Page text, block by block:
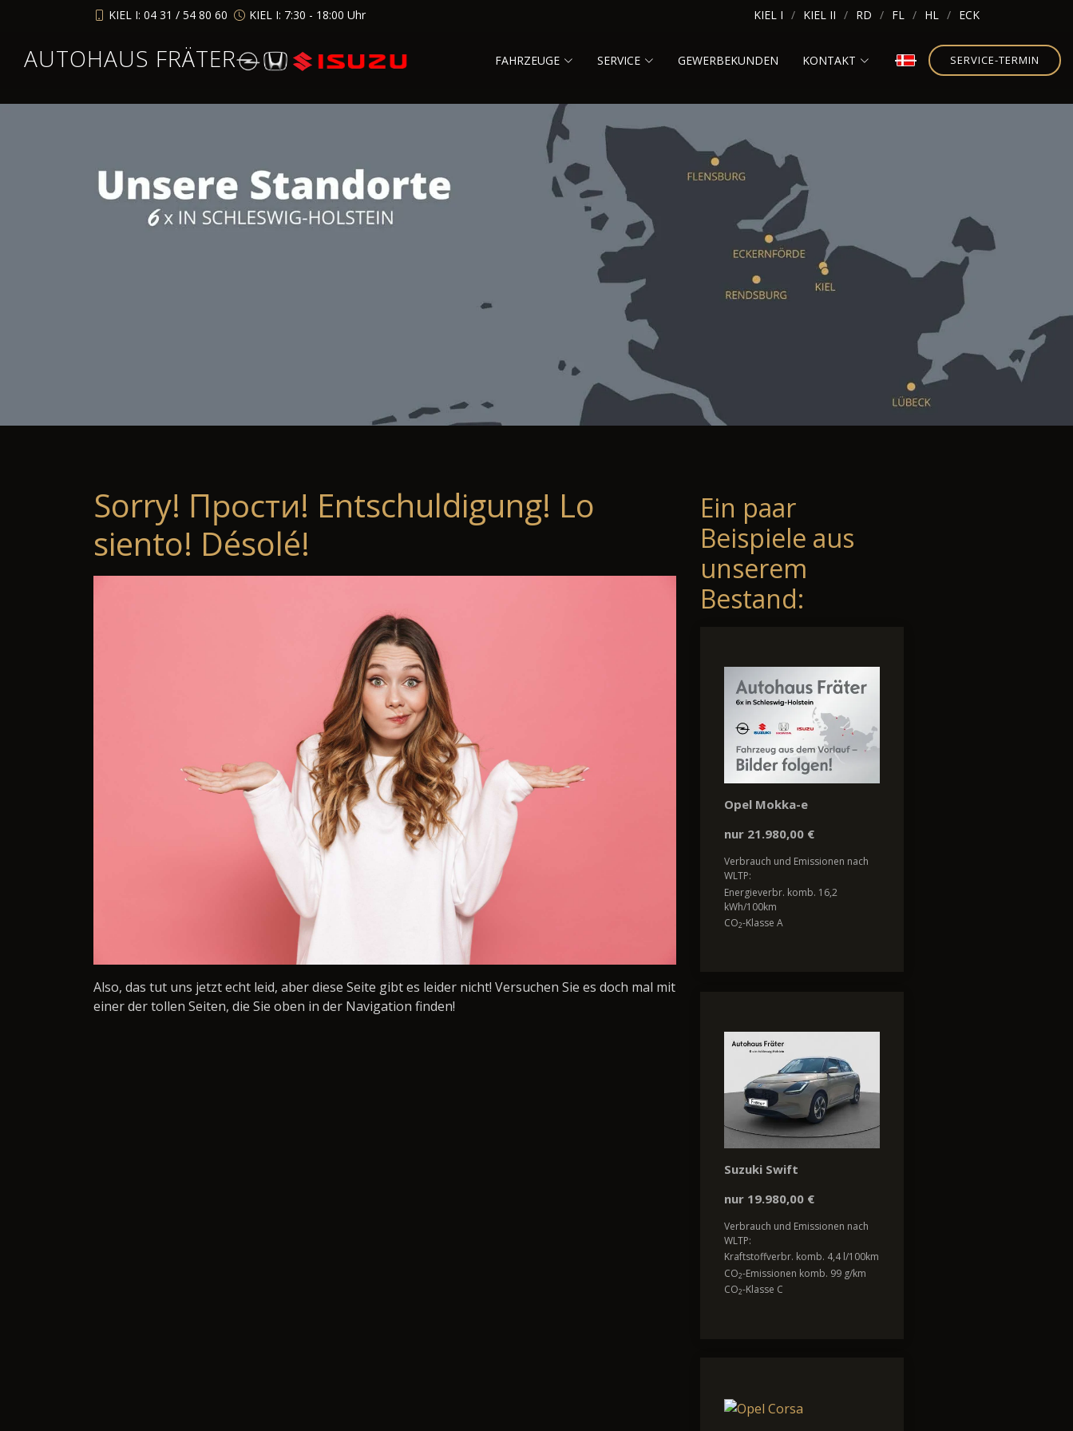
KIEL I: 04 31 / 54 80 60 KIEL I: 7:30 - 18:00 Uhr KIEL I KIEL II RD FL HL ECK
AUTOHAUS FRÄTER FAHRZEUGE SERVICE GEWERBEKUNDEN KONTAKT SERVICE-TERMIN
Sorry! Прости! Entschuldigung! Lo
siento! Désolé!
Also, das tut uns jetzt echt leid, aber diese Seite gibt es leider nicht! Versuchen Sie es doch mal mit
einer der tollen Seiten, die Sie oben in der Navigation finden!
Ein paar
Beispiele aus
unserem
Bestand:
Opel Mokka-e
nur 21.980,00 €
Verbrauch und Emissionen nach
WLTP:
Energieverbr. komb. 16,2
kWh/100km
CO2-Klasse A
Suzuki Swift
nur 19.980,00 €
Verbrauch und Emissionen nach
WLTP:
Kraftstoffverbr. komb. 4,4 l/100km
CO2-Emissionen komb. 99 g/km
CO2-Klasse C